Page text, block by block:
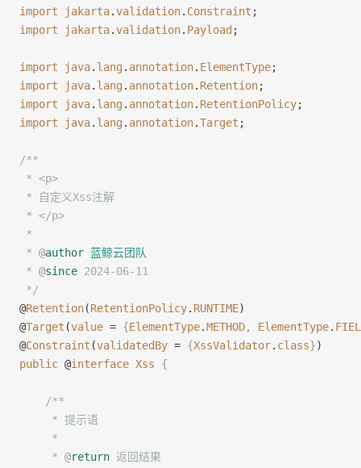
import jakarta.validation. Constraint ;
import jakarta.validation. Payload ;
import java. lang . annotation. ElementType;
import java. lang . annotation. Retention;
import java. lang . annotation. RetentionPolicy;
import java. lang . annotation.Target ;
/**
* <p>
* 自定义Xss注解
* </p>
*
* @author 蓝鲸云团队
* @since 2024-06-11
*/
@Retention(RetentionPolicy. RUNTIME)
@Target (value = {ElementType.METHOD, ElementType.
@Constraint (validatedBy = {XssValidator. class})
public @interface Xss {
    /**
     * 提示语
     *
     *
@return 返回结果